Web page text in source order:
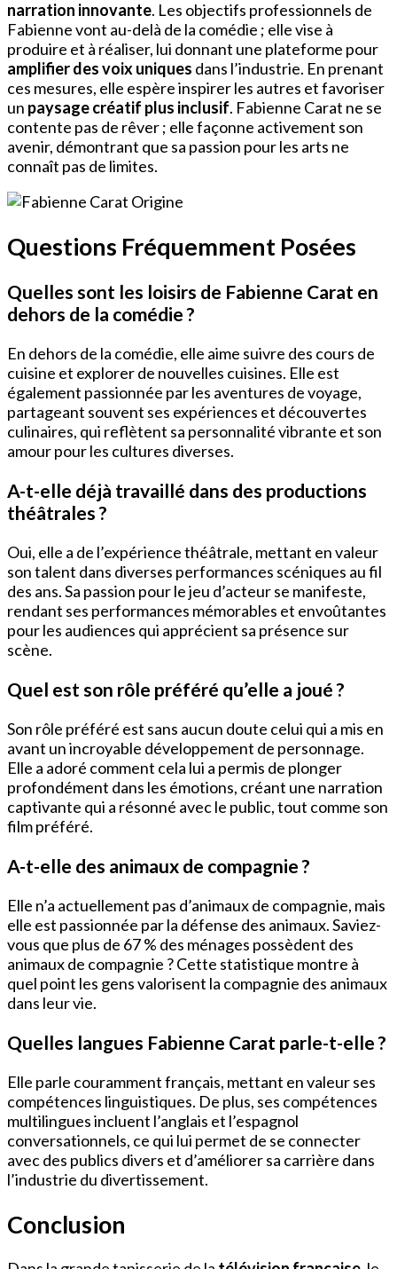
narration innovante. Les objectifs professionnels de
Fabienne vont au-delà de la comédie ; elle vise à
produire et à réaliser, lui donnant une plateforme pour
amplifier des voix uniques dans l’industrie. En prenant
ces mesures, elle espère inspirer les autres et favoriser
un paysage créatif plus inclusif. Fabienne Carat ne se
contente pas de rêver ; elle façonne activement son
avenir, démontrant que sa passion pour les arts ne
connaît pas de limites.
Questions Fréquemment Posées
Quelles sont les loisirs de Fabienne Carat en
dehors de la comédie ?
En dehors de la comédie, elle aime suivre des cours de
cuisine et explorer de nouvelles cuisines. Elle est
également passionnée par les aventures de voyage,
partageant souvent ses expériences et découvertes
culinaires, qui reflètent sa personnalité vibrante et son
amour pour les cultures diverses.
A-t-elle déjà travaillé dans des productions
théâtrales ?
Oui, elle a de l’expérience théâtrale, mettant en valeur
son talent dans diverses performances scéniques au fil
des ans. Sa passion pour le jeu d’acteur se manifeste,
rendant ses performances mémorables et envoûtantes
pour les audiences qui apprécient sa présence sur
scène.
Quel est son rôle préféré qu’elle a joué ?
Son rôle préféré est sans aucun doute celui qui a mis en
avant un incroyable développement de personnage.
Elle a adoré comment cela lui a permis de plonger
profondément dans les émotions, créant une narration
captivante qui a résonné avec le public, tout comme son
film préféré.
A-t-elle des animaux de compagnie ?
Elle n’a actuellement pas d’animaux de compagnie, mais
elle est passionnée par la défense des animaux. Saviez-
vous que plus de 67 % des ménages possèdent des
animaux de compagnie ? Cette statistique montre à
quel point les gens valorisent la compagnie des animaux
dans leur vie.
Quelles langues Fabienne Carat parle-t-elle ?
Elle parle couramment français, mettant en valeur ses
compétences linguistiques. De plus, ses compétences
multilingues incluent l’anglais et l’espagnol
conversationnels, ce qui lui permet de se connecter
avec des publics divers et d’améliorer sa carrière dans
l’industrie du divertissement.
Conclusion